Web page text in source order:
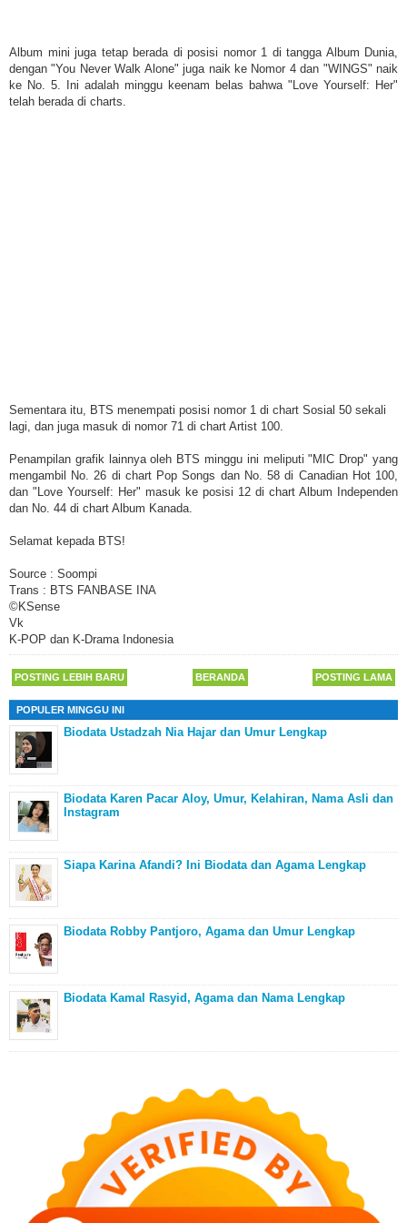
Album mini juga tetap berada di posisi nomor 1 di tangga Album Dunia,
dengan "You Never Walk Alone" juga naik ke Nomor 4 dan "WINGS" naik
ke No. 5. Ini adalah minggu keenam belas bahwa "Love Yourself: Her"
telah berada di charts.
Sementara itu, BTS menempati posisi nomor 1 di chart Sosial 50 sekali
lagi, dan juga masuk di nomor 71 di chart Artist 100.
Penampilan grafik lainnya oleh BTS minggu ini meliputi "MIC Drop" yang
mengambil No. 26 di chart Pop Songs dan No. 58 di Canadian Hot 100,
dan "Love Yourself: Her" masuk ke posisi 12 di chart Album Independen
dan No. 44 di chart Album Kanada.
Selamat kepada BTS!
Source : Soompi
Trans : BTS FANBASE INA
©KSense
Vk
K-POP dan K-Drama Indonesia
POSTING LEBIH BARU POSTING LAMA
BERANDA
POPULER MINGGU INI
Biodata Ustadzah Nia Hajar dan Umur Lengkap
Biodata Karen Pacar Aloy, Umur, Kelahiran, Nama Asli dan
Instagram
Siapa Karina Afandi? Ini Biodata dan Agama Lengkap
Biodata Robby Pantjoro, Agama dan Umur Lengkap
Biodata Kamal Rasyid, Agama dan Nama Lengkap